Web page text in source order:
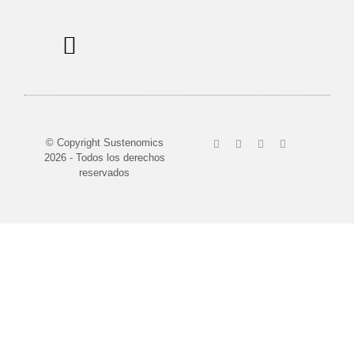
© Copyright Sustenomics
2026 - Todos los derechos
reservados